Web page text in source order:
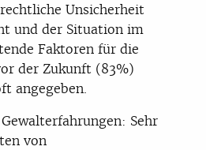
Unsicherheit
und der Situation im
Faktoren für die
der Zukunft (83%)
angegeben.
Sehr
von